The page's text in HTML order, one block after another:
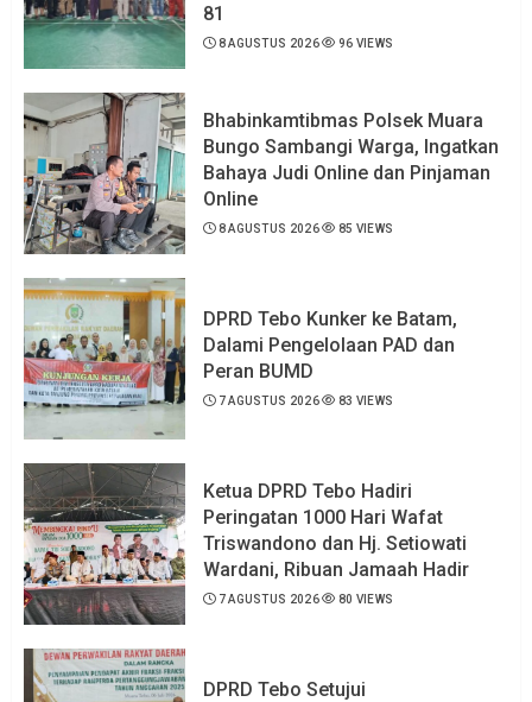
81
8 AGUSTUS 2026 96 VIEWS
Bhabinkamtibmas Polsek Muara
Bungo Sambangi Warga, Ingatkan
Bahaya Judi Online dan Pinjaman
Online
8 AGUSTUS 2026 85 VIEWS
DPRD Tebo Kunker ke Batam,
Dalami Pengelolaan PAD dan
Peran BUMD
7 AGUSTUS 2026 83 VIEWS
Ketua DPRD Tebo Hadiri
Peringatan 1000 Hari Wafat
Triswandono dan Hj. Setiowati
Wardani, Ribuan Jamaah Hadir
7 AGUSTUS 2026 80 VIEWS
DPRD Tebo Setujui